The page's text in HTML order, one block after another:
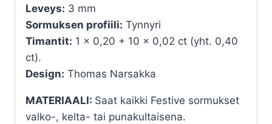
Leveys: 3 mm
Sormuksen profiili: Tynnyri
Timantit: 1 x 0,20 + 10 x 0,02 ct (yht. 0,40
ct).
Design: Thomas Narsakka
MATERIAALI: Saat kaikki Festive sormukset
valko-, kelta- tai punakultaisena.